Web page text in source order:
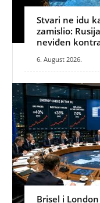
Stvari ne idu
zamislio:
neviđen
6. August 2026.
Brisel i